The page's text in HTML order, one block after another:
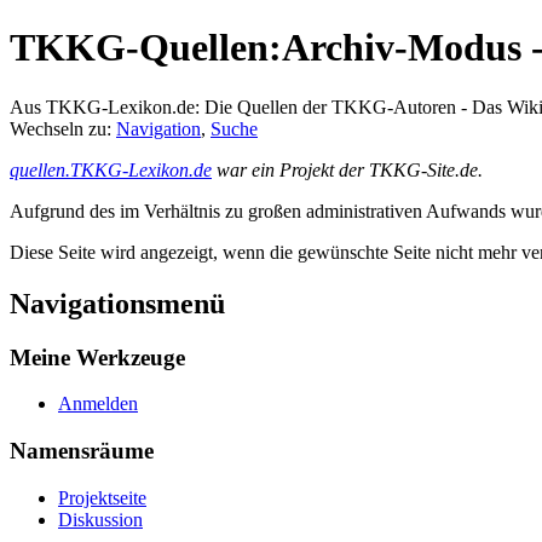
TKKG-Quellen:Archiv-Modus
Aus TKKG-Lexikon.de: Die Quellen der TKKG-Autoren - Das Wiki
Wechseln zu: Navigation, Suche
quellen.TKKG-Lexikon.de war ein Projekt der TKKG-Site.de.
Aufgrund des im Verhältnis zu großen administrativen Aufwands
Diese Seite wird angezeigt, wenn die gewünschte Seite nicht mehr
Navigationsmenü
Meine Werkzeuge
Anmelden
Namensräume
Projektseite
Diskussion